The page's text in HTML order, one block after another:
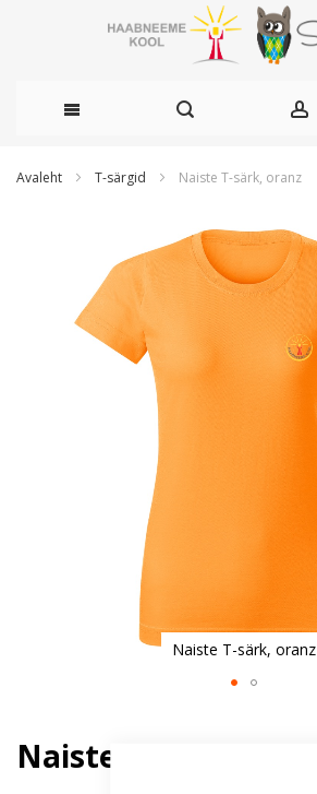
Avaleht T-särgid Naiste T-särk, oranz
Naiste T-särk, oranz
the
beginning
Naiste T-särk, oranz